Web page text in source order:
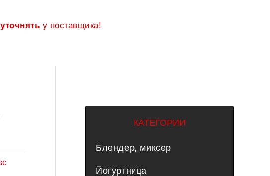
у поставщика!
КАТЕГОРИИ
Блендер, миксер
Йогуртница